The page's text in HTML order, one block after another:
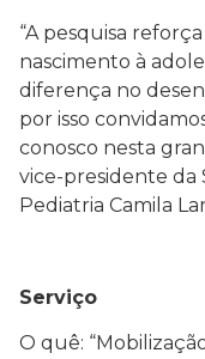
“A pesquisa
nascimento à
diferença no
por isso
conosco nesta
vice-presidente da
Pediatria Camila
Serviço
O quê: